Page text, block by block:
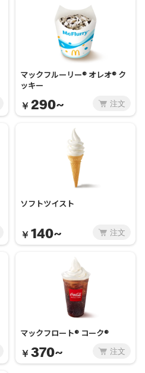
マックフルーリー® オレオ® ク
ッキー
￥ 290~ 注文
ソフトツイスト
￥ 140~ 注文
マックフロート® コーク®
￥ 370~ 注文